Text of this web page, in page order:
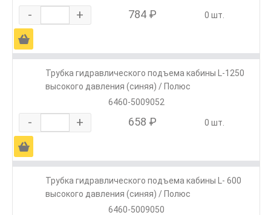
- + 784 ₽ 0 шт.
Ä
Трубка гидравлического подъема кабины L-1250
высокого давления (синяя) / Полюс
6460-5009052
- + 658 ₽ 0 шт.
Ä
Трубка гидравлического подъема кабины L- 600
высокого давления (синяя) / Полюс
6460-5009050